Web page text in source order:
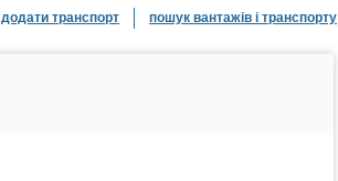
додати транспорт пошук вантажів і транспорту